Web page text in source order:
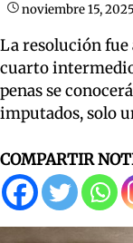
noviembre 15, 2025
La resolución fue
cuarto
penas se
imputados, solo
COMPARTIR